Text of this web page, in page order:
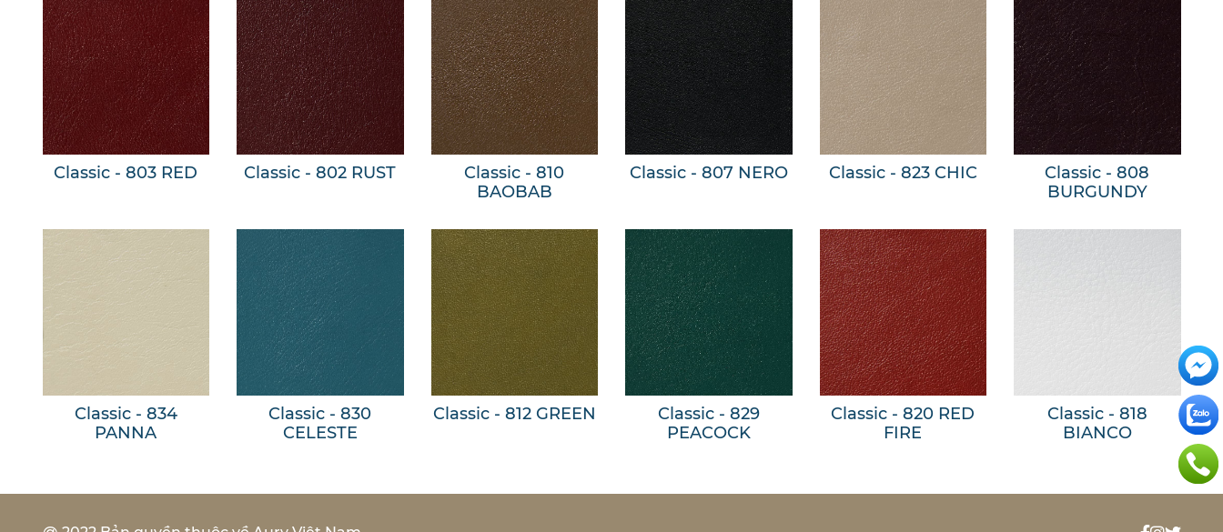
Classic - 803 RED Classic - 802 RUST
Classic - 810
BAOBAB
Classic - 807 NERO Classic - 823 CHIC
Classic - 808
BURGUNDY
Classic - 834
PANNA
Classic - 830
CELESTE
Classic - 812 GREEN
Classic - 829
PEACOCK
Classic - 820 RED
FIRE
Classic - 818
BIANCO